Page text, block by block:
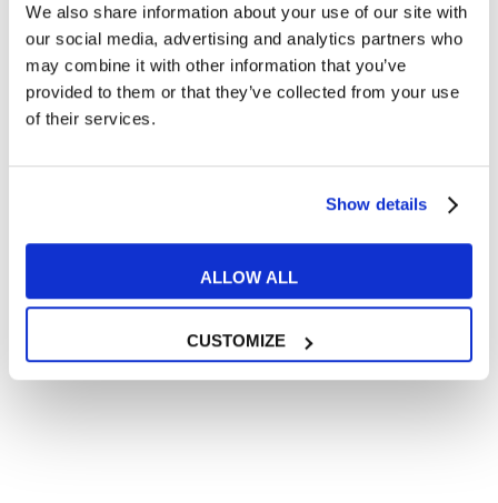
We also share information about your use of our site with
our social media, advertising and analytics partners who
may combine it with other information that you’ve
provided to them or that they’ve collected from your use
of their services.
Show details
ALLOW ALL
CUSTOMIZE
Articoli divertenti su film e musica
In quanto di età superiore ai 16 anni, dichiaro di acconsentire
al trattamento dei miei dati personali in conformità
all’informativa privacy.
Desidero ricevere comunicazioni commerciali e promozionali